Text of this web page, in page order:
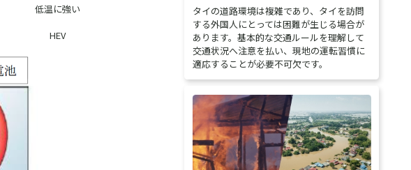
低温に強い
HEV
タイの道路環境は複雑であり、タイを訪問
する外国人にとっては困難が生じる場合が
あります。基本的な交通ルールを理解して
交通状況へ注意を払い、現地の運転習慣に
適応することが必要不可欠です。